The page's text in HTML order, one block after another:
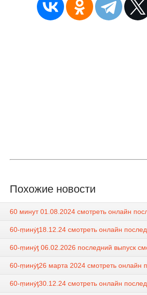
Похожие новости
60 минут 01.08.2024 смотреть онлайн
60-ṃинẏƫ18.12.24 смотреть онлайн
60-ṃинẏƫ 06.02.2026 последний выпуск
60-ṃинẏƫ26 марта 2024 смотреть онлайн
60-ṃинẏƫ30.12.24 смотреть онлайн